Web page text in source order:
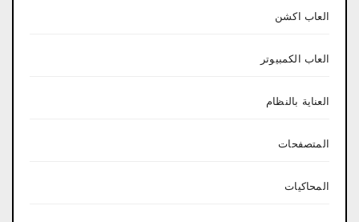
العاب اكشن
العاب الكمبيوتر
العناية بالنظام
المتصفحات
المحاكيات